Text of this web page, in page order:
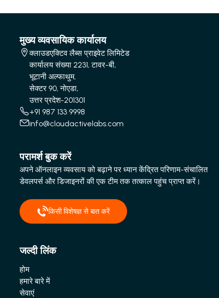
मुख्य व्यवसायिक कार्यालय
क्लाउडएक्टिव लैब्स प्राइवेट लिमिटेड
कार्यालय संख्या 2231, टावर-बी,
भूटानी अल्फाथुम,
सेक्टर 90, नोएडा,
उत्तर प्रदेश-201301
+91 987 133 9998
info@cloudactivelabs.com
परामर्श बुक करें
अपने ऑनलाइन व्यवसाय को बढ़ाने पर ध्यान केंद्रित परिणाम-संचालित
डेवलपर्स और डिजाइनरों की एक टीम तक तत्काल पहुंच प्राप्त करें।
किसी विशेषज्ञ से बात करें
जल्दी लिंक
होम
हमारे बारे में
सेवाएं